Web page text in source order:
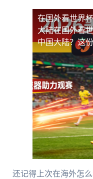
在国外看世界
大陆在国外看
中国大陆？这
还记得上次在海外怎